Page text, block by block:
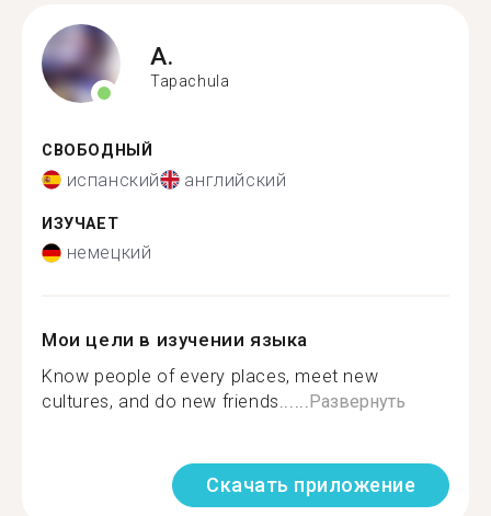
A.
Tapachula
СВОБОДНЫЙ
испанский английский
ИЗУЧАЕТ
немецкий
Мои цели в изучении языка
Know people of every places, meet new
cultures, and do new friends......Развернуть
Скачать приложение